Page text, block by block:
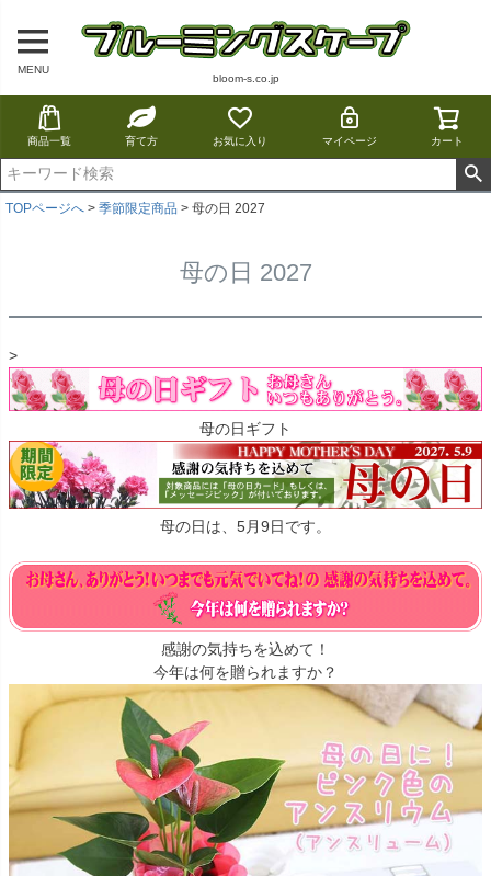
MENU
bloom-s.co.jp
商品一覧 育て方 お気に入り マイページ カート
TOPページへ 季節限定商品 母の日 2027
母の日 2027
>
母の日ギフト
母の日は、5月9日です。
感謝の気持ちを込めて！
今年は何を贈られますか？